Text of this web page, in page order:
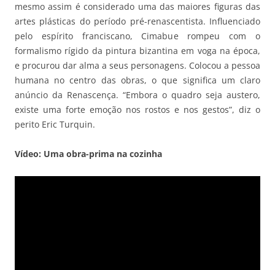
mesmo assim é considerado uma das maiores figuras das
artes plásticas do período pré-renascentista. Influenciado
pelo espírito franciscano, Cimabue rompeu com o
formalismo rígido da pintura bizantina em voga na época,
e procurou dar alma a seus personagens. Colocou a pessoa
humana no centro das obras, o que significa um claro
anúncio da Renascença. “Embora o quadro seja austero,
existe uma forte emoção nos rostos e nos gestos”, diz o
perito Eric Turquin.
Vídeo: Uma obra-prima na cozinha